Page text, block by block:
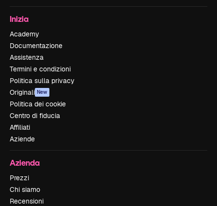
Inizia
Academy
Documentazione
Assistenza
Termini e condizioni
Politica sulla privacy
Originali New
Politica dei cookie
Centro di fiducia
Affiliati
Aziende
Azienda
Prezzi
Chi siamo
Recensioni